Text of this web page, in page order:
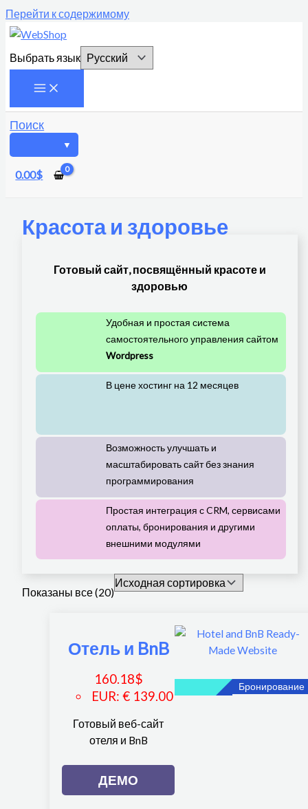
Перейти к содержимому
Выбрать язык
Поиск
0.00$
Красота и здоровье
Готовый сайт, посвящённый красоте и
здоровью
Удобная и простая система
самостоятельного управления сайтом
Wordpress
В цене хостинг на 12 месяцев
Возможность улучшать и
масштабировать сайт без знания
программирования
Простая интеграция с CRM, сервисами
оплаты, бронирования и другими
внешними модулями
Показаны все (20)
Бронирование
Отель и BnB
160.18$
EUR: € 139.00
Готовый веб-сайт
отеля и BnB
ДЕМО